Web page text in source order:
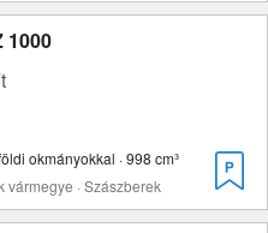
1000
okmányokkal · 998 cm³
vármegye · Szászberek